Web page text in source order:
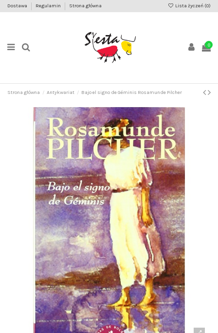
Dostawa Regulamin Strona główna Lista życzeń (0)
0
Strona główna Antykwariat Bajo el signo de Géminis Rosamunde Pilcher